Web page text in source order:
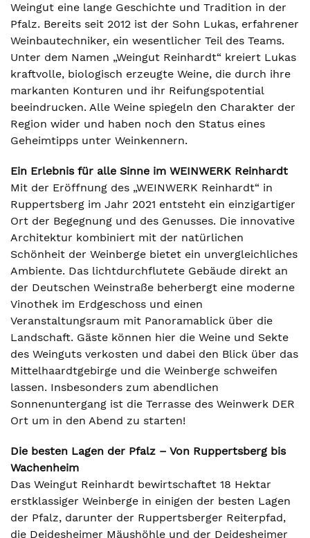
Weingut eine lange Geschichte und Tradition in der
Pfalz. Bereits seit 2012 ist der Sohn Lukas, erfahrener
Weinbautechniker, ein wesentlicher Teil des Teams.
Unter dem Namen „Weingut Reinhardt“ kreiert Lukas
kraftvolle, biologisch erzeugte Weine, die durch ihre
markanten Konturen und ihr Reifungspotential
beeindrucken. Alle Weine spiegeln den Charakter der
Region wider und haben noch den Status eines
Geheimtipps unter Weinkennern.
Ein Erlebnis für alle Sinne im WEINWERK Reinhardt
Mit der Eröffnung des „WEINWERK Reinhardt“ in
Ruppertsberg im Jahr 2021 entsteht ein einzigartiger
Ort der Begegnung und des Genusses. Die innovative
Architektur kombiniert mit der natürlichen
Schönheit der Weinberge bietet ein unvergleichliches
Ambiente. Das lichtdurchflutete Gebäude direkt an
der Deutschen Weinstraße beherbergt eine moderne
Vinothek im Erdgeschoss und einen
Veranstaltungsraum mit Panoramablick über die
Landschaft. Gäste können hier die Weine und Sekte
des Weinguts verkosten und dabei den Blick über das
Mittelhaardtgebirge und die Weinberge schweifen
lassen. Insbesonders zum abendlichen
Sonnenuntergang ist die Terrasse des Weinwerk DER
Ort um in den Abend zu starten!
Die besten Lagen der Pfalz – Von Ruppertsberg bis
Wachenheim
Das Weingut Reinhardt bewirtschaftet 18 Hektar
erstklassiger Weinberge in einigen der besten Lagen
der Pfalz, darunter der Ruppertsberger Reiterpfad,
die Deidesheimer Mäushöhle und der Deidesheimer